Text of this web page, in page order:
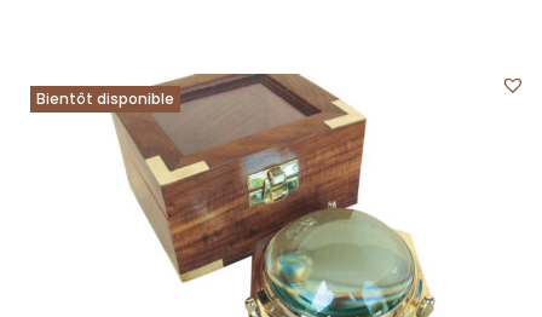
Bientôt disponible